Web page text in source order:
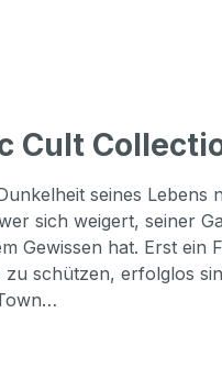
Cult
seines Lebens
sich weigert, seiner
hat. Erst
schützen, erfolglos